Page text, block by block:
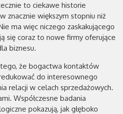
to ciekawe historie
znacznie większym stopniu niż
ma więc niczego zaskakującego
się coraz to nowe firmy oferujące
biznesu.
że bogactwa kontaktów
do interesownego
relacji w celach sprzedażowych.
Współczesne badania
pokazują, jak głęboko